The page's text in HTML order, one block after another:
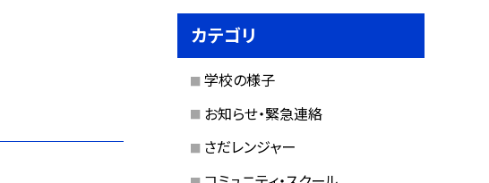
カテゴリ
学校の様子
お知らせ・緊急連絡
さだレンジャー